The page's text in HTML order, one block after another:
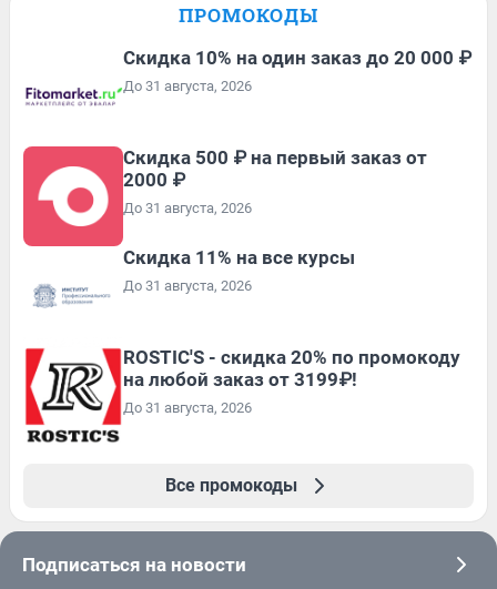
ПРОМОКОДЫ
Скидка 10% на один заказ до 20 000 ₽
До 31 августа, 2026
Скидка 500 ₽ на первый заказ от
2000 ₽
До 31 августа, 2026
Скидка 11% на все курсы
До 31 августа, 2026
ROSTIC'S - скидка 20% по промокоду
на любой заказ от 3199₽!
До 31 августа, 2026
Все промокоды
Подписаться на новости